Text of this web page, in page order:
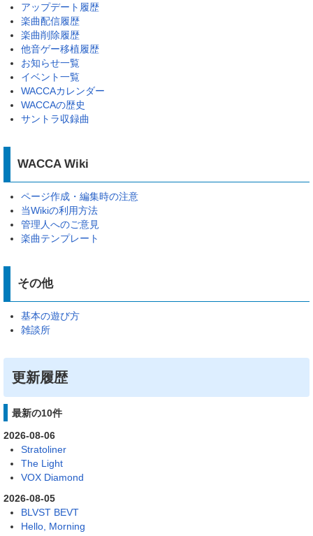
アップデート履歴
楽曲配信履歴
楽曲削除履歴
他音ゲー移植履歴
お知らせ一覧
イベント一覧
WACCAカレンダー
WACCAの歴史
サントラ収録曲
WACCA Wiki
ページ作成・編集時の注意
当Wikiの利用方法
管理人へのご意見
楽曲テンプレート
その他
基本の遊び方
雑談所
更新履歴
最新の10件
2026-08-06
Stratoliner
The Light
VOX Diamond
2026-08-05
BLVST BEVT
Hello, Morning